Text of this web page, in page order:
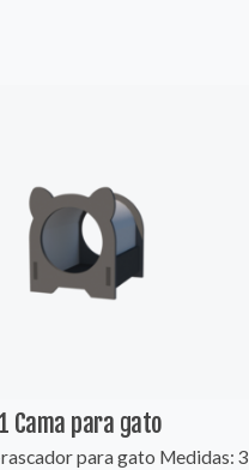
Cama para gato
para gato Medidas: 3